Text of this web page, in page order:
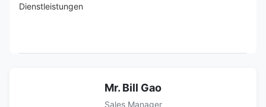
Dienstleistungen
Mr. Bill Gao
Sales Manager